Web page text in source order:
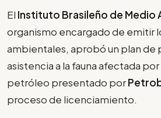
El Instituto Brasileño de Medio
organismo encargado de emitir
ambientales, aprobó un plan
asistencia a la fauna afectada
petróleo presentado por
proceso de licenciamiento.